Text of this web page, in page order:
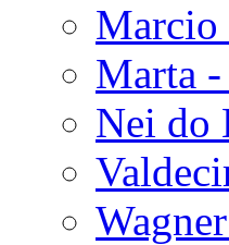
Marcio
Marta
Nei do